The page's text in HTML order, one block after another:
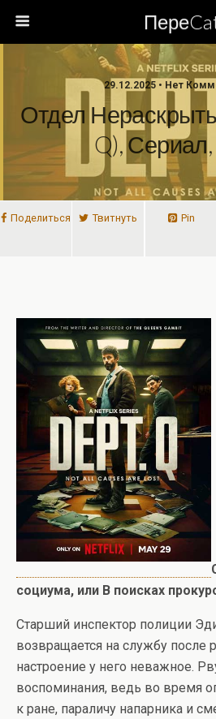
29.12.2025 • Нет
Отдел
Q),
Поделиться Твитнуть Pin
социума, или В поисках
Старший инспектор полиции
возвращается на службу после
настроение у него неважное.
воспоминания, ведь во время
к ране, параличу напарника и